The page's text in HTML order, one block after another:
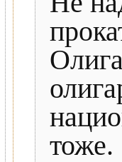
тоже.